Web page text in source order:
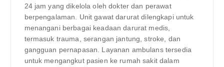
24 jam yang dikelola oleh dokter dan perawat
berpengalaman. Unit gawat darurat dilengkapi untuk
menangani berbagai keadaan darurat medis,
termasuk trauma, serangan jantung, stroke, dan
gangguan pernapasan. Layanan ambulans tersedia
untuk mengangkut pasien ke rumah sakit dalam